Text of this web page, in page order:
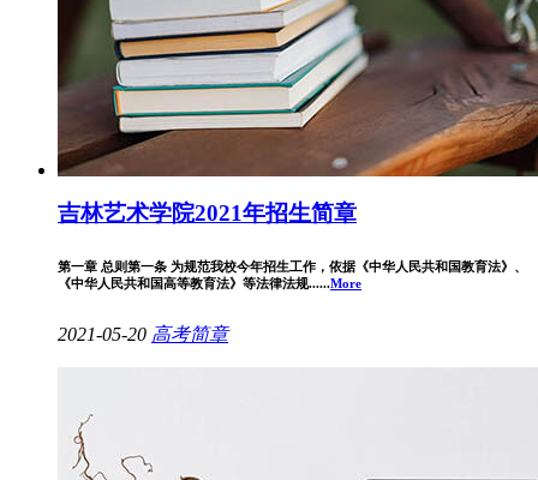
吉林艺术学院2021年招生简章
第一章 总则第一条 为规范我校今年招生工作，依据《中华人民共和国教育法》、
《中华人民共和国高等教育法》等法律法规......More
2021-05-20 高考简章